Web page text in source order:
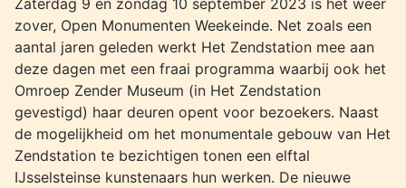
zover, Open Monumenten Weekeinde. Net zoals een
aantal jaren geleden werkt Het Zendstation mee aan
deze dagen met een fraai programma waarbij ook het
Omroep Zender Museum (in Het Zendstation
gevestigd) haar deuren opent voor bezoekers. Naast
de mogelijkheid om het monumentale gebouw van Het
Zendstation te bezichtigen tonen een elftal
IJsselsteinse kunstenaars hun werken. De nieuwe